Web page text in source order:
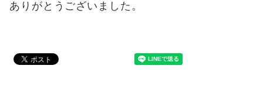
ありがとうございました。